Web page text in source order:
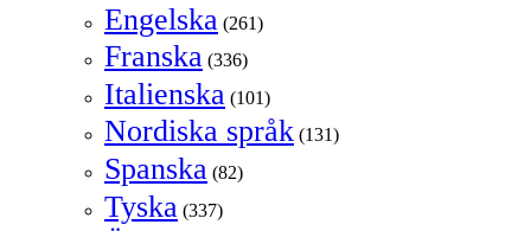
Engelska (261)
Franska (336)
Italienska (101)
Nordiska språk (131)
Spanska (82)
Tyska (337)